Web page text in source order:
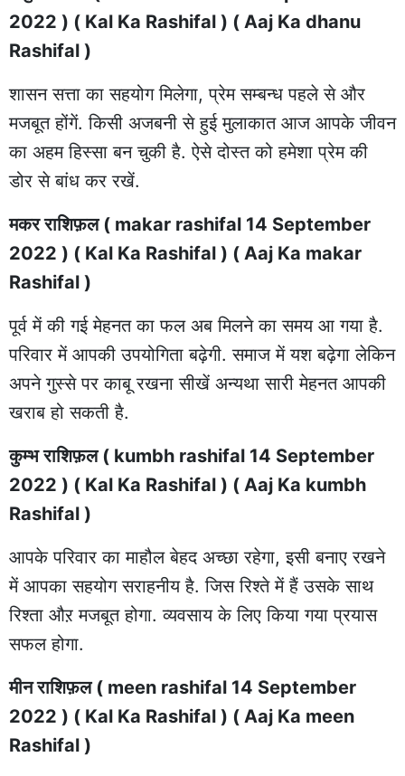
2022 ) ( Kal Ka Rashifal ) ( Aaj Ka dhanu
Rashifal )
शासन सत्ता का सहयोग मिलेगा, प्रेम सम्बन्ध पहले से और
मजबूत होंगें. किसी अजबनी से हुई मुलाकात आज आपके जीवन
का अहम हिस्सा बन चुकी है. ऐसे दोस्त को हमेशा प्रेम की
डोर से बांध कर रखें.
मकर राशिफ़ल ( makar rashifal 14 September
2022 ) ( Kal Ka Rashifal ) ( Aaj Ka makar
Rashifal )
पूर्व में की गई मेहनत का फल अब मिलने का समय आ गया है.
परिवार में आपकी उपयोगिता बढ़ेगी. समाज में यश बढ़ेगा लेकिन
अपने गुस्से पर काबू रखना सीखें अन्यथा सारी मेहनत आपकी
खराब हो सकती है.
कुम्भ राशिफ़ल ( kumbh rashifal 14 September
2022 ) ( Kal Ka Rashifal ) ( Aaj Ka kumbh
Rashifal )
आपके परिवार का माहौल बेहद अच्छा रहेगा, इसी बनाए रखने
में आपका सहयोग सराहनीय है. जिस रिश्ते में हैं उसके साथ
रिश्ता औऱ मजबूत होगा. व्यवसाय के लिए किया गया प्रयास
सफल होगा.
मीन राशिफ़ल ( meen rashifal 14 September
2022 ) ( Kal Ka Rashifal ) ( Aaj Ka meen
Rashifal )